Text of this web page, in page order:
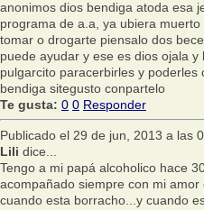
anonimos dios bendiga atoda esa
programa de a.a, ya ubiera
tomar o drogarte piensalo dos
puede ayudar y ese es dios ojala
pulgarcito paracerbirles y
bendiga sitegusto conpartelo
Te gusta: 0 0 Responder
Publicado el 29 de jun, 2013 a las
Lili dice...
Tengo a mi papá alcoholico hace
acompañado siempre con mi
cuando esta borracho...y cuando